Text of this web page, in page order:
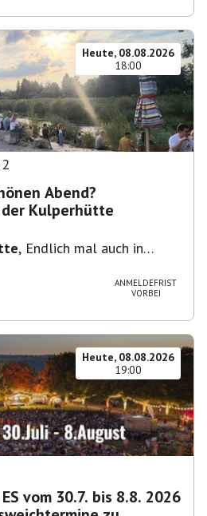
Heute, 08.08.2026
18:00
Abend?
der Kulperhütte
, Endlich mal auch in
ANMELDEFRIST
VORBEI
Heute, 08.08.2026
19:00
vom 30.7. bis 8.8. 2026